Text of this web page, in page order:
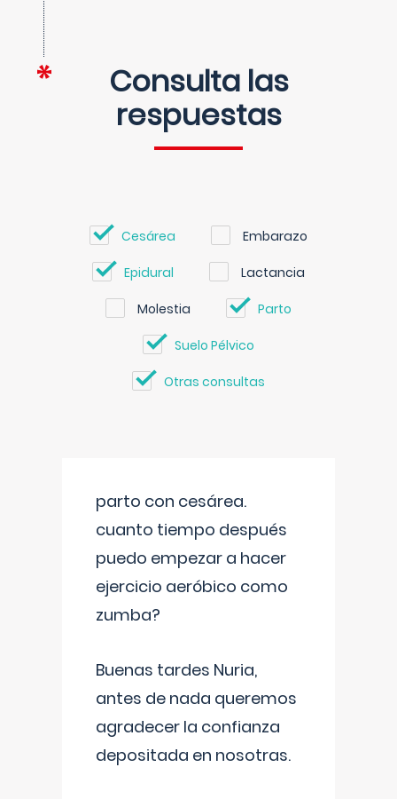
Consulta las
respuestas
Cesárea Embarazo
Epidural Lactancia
Molestia Parto
Suelo Pélvico
Otras consultas
parto con cesárea.
cuanto tiempo después
puedo empezar a hacer
ejercicio aeróbico como
zumba?
Buenas tardes Nuria,
antes de nada queremos
agradecer la confianza
depositada en nosotras.